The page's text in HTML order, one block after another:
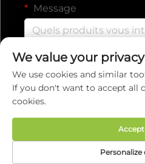
Message
Droits d'auteur © 2025 par
Politique de
We value your privacy
We use cookies and similar
If you don't want to accept all
cookies.
Personalize
Accept